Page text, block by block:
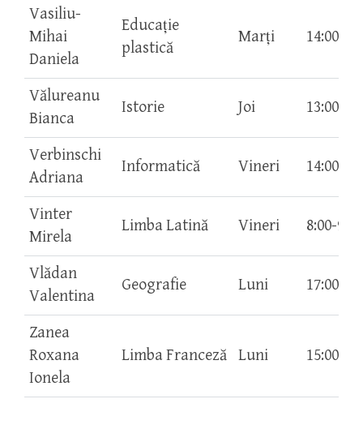
Vasiliu-
Mihai
Daniela
Educaţie
plastică
Marţi 14:00-
Vălureanu
Bianca
Istorie Joi 13:00-
Verbinschi
Adriana
Informatică Vineri 14:00-
Vinter
Mirela
Limba Latină Vineri 8:00-9:00
Vlădan
Valentina
Geografie Luni 17:00-
Zanea
Roxana
Ionela
Limba Franceză Luni 15:00-